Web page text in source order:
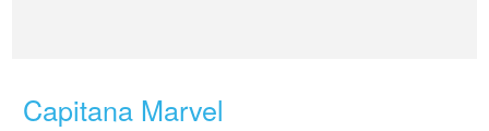
Capitana Marvel